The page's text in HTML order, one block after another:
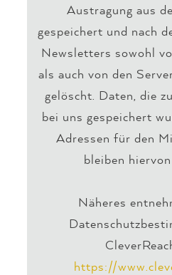
Austragung aus
gespeichert und nach
Newsletters sowohl
als auch von den
gelöscht. Daten, die
bei uns gespeichert
Adressen für den
bleiben
Näheres
https://